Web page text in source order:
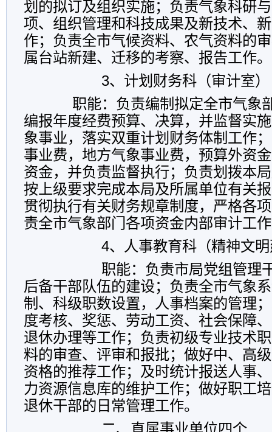
划的拟订及组织实施；负责气象科研
项、组织管理和科技成果及新技术、
作；负责全市气候资料、农气资料的
属台站新建、迁移的考察、报告工作。
3、计划财务科（审计室）
职能： 负责编制拟定全市气象
编报年度经费预算、决算，并监督实
象事业，落实双重计划财务体制工作
事业费，地方气象事业费，预算外资
资金，并负责监督执行；负责划拨本
按上级要求完成本局及所属单位有关
贯彻执行有关财务规章制度，严格各
责全市气象部门各项资金内部审计工作
4、人事教育科 （精神文
职能：负责市局党组管理
后备干部队伍的建设；负责全市气象
制、科级职数设置，人事档案的管理
度考核、奖惩、劳动工资、社会保障
退休办理等工作；负责初级专业技术
料的审查、评审和报批；做好中、高
资格的推荐工作；及时统计报送人事
力资源信息库的维护工作；做好职工
退休干部的日常管理工作。
二、直属事业单位四个